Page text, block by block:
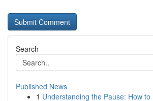
Search
Published News
1 Understanding the Pause: How to